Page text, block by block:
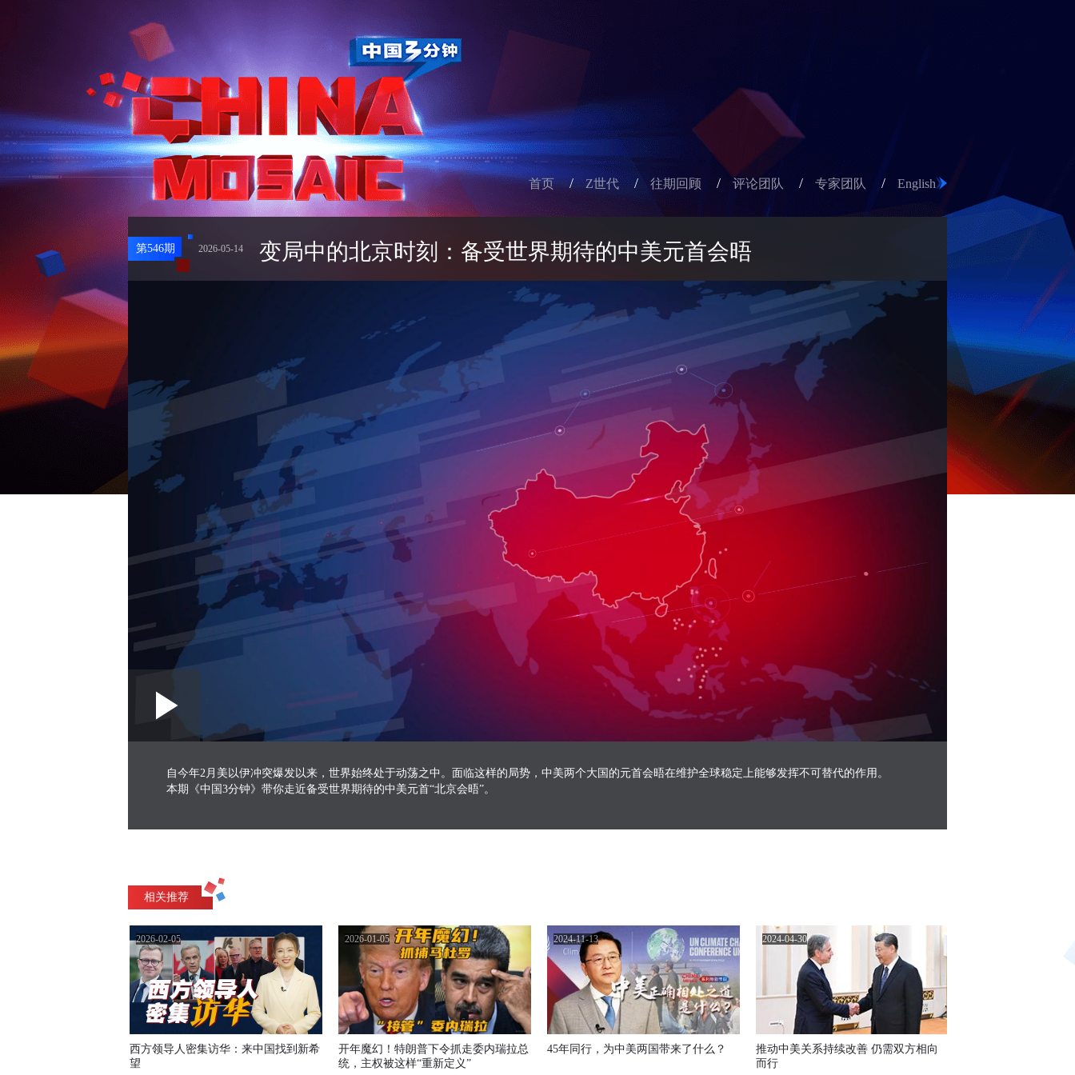
首页 / Z世代 / 往期回顾 / 评论团队 / 专家团队 / English
第546期 2026-05-14 变局中的北京时刻：备受世界期待的中美元首会晤
Play
Picture-
in-
Picture
自今年2月美以伊冲突爆发以来，世界始终处于动荡之中。面临这样的局势，中美两个大国的元首会晤在维护全球稳定上能够发挥不可替代的作用。
本期《中国3分钟》带你走近备受世界期待的中美元首“北京会晤”。
相关推荐
2026-02-05
西方领导人密集访华：来中国找到新希
望
2026-01-05
开年魔幻！特朗普下令抓走委内瑞拉总
统，主权被这样“重新定义”
2024-11-13
45年同行，为中美两国带来了什么？
2024-04-30
推动中美关系持续改善 仍需双方相向
而行